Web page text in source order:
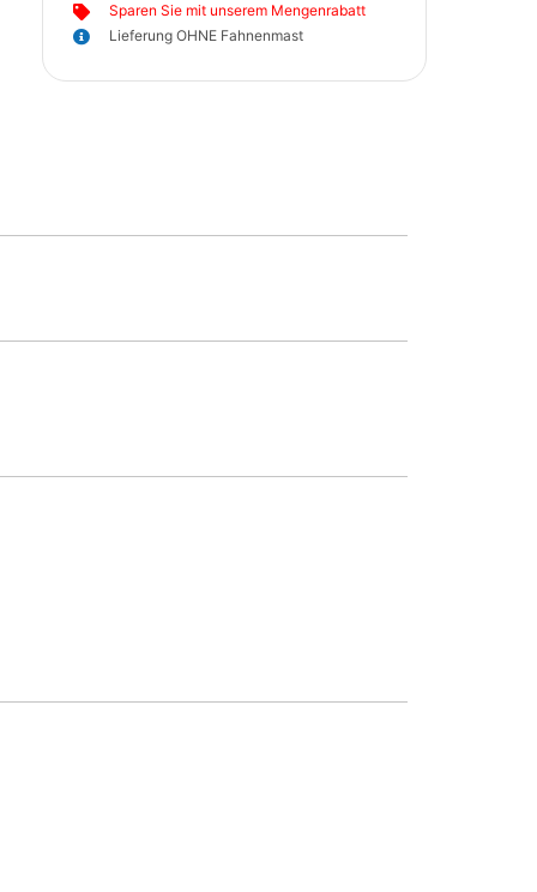
Sparen Sie mit unserem Mengenrabatt
Lieferung OHNE Fahnenmast